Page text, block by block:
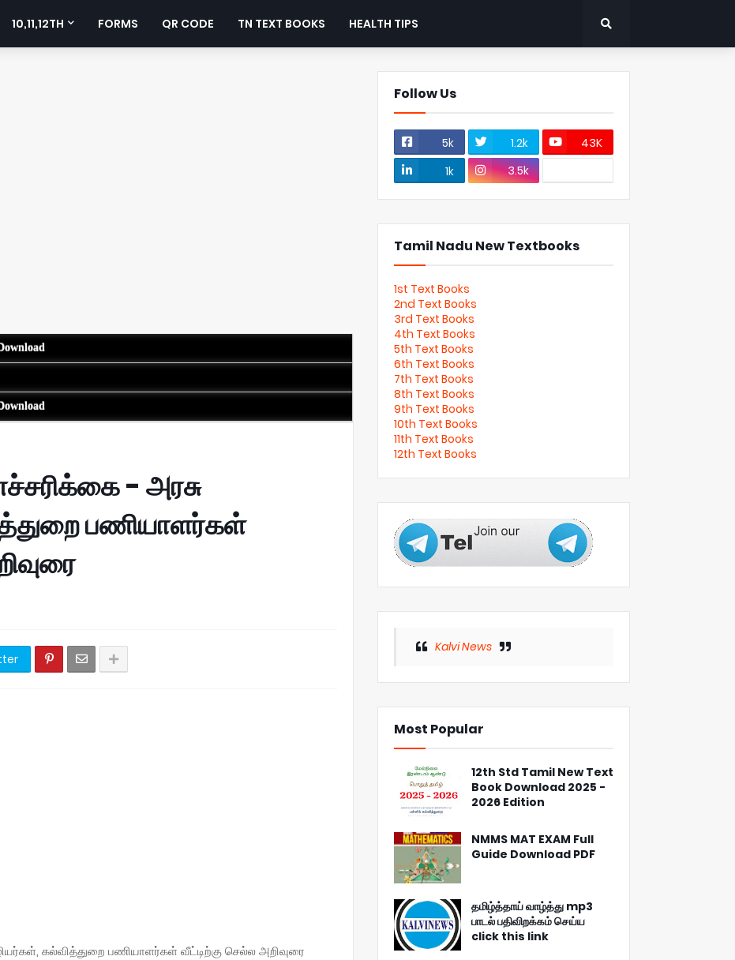
10,11,12TH FORMS QR CODE TN TEXT BOOKS HEALTH TIPS
- அரசு
பணியாளர்கள்
கல்வித்துறை பணியாளர்கள் வீட்டிற்கு செல்ல அறிவுரை
Follow Us
5k 1.2k
43K
1k
3.5k
Tamil Nadu New Textbooks
1st Text Books
2nd Text Books
3rd Text Books
4th Text Books
5th Text Books
6th Text Books
7th Text Books
8th Text Books
9th Text Books
10th Text Books
11th Text Books
12th Text Books
Kalvi News
Most Popular
12th Std Tamil New Text
Book Download 2025 -
2026 Edition
NMMS MAT EXAM Full
Guide Download PDF
தமிழ்த்தாய் வாழ்த்து mp3
பாடல் பதிவிறக்கம் செய்ய
click this link